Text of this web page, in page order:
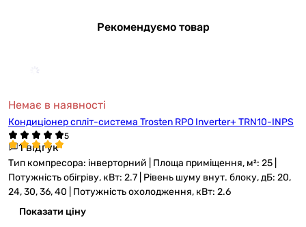
Рекомендуємо товар
Немає в наявності
Кондиціонер спліт-система Trosten RPO Inverter+ TRN10-INPS
1 відгук
Тип компресора: інверторний | Площа приміщення, м²: 25 |
Потужність обігріву, кВт: 2.7 | Рівень шуму внут. блоку, дБ: 20,
24, 30, 36, 40 | Потужність охолодження, кВт: 2.6
Показати ціну